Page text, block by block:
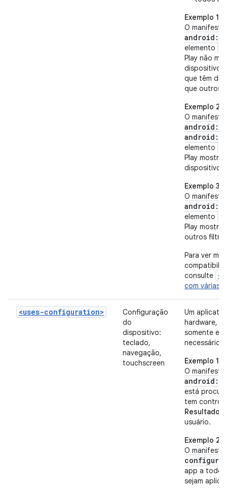
Exemplo 1
O
elemento
Play não
dispositivo
que têm
que outros
Exemplo 2
O
elemento
Play
Exemplo 3
O
elemento
Play
outros
Para ver
consulte
com várias
<uses-configuration>
Configuração
do
dispositivo:
teclado,
navegação,
touchscreen
Um
hardware, e
somente
necessário.
Exemplo 1
O
está
tem
Resultado:
usuário.
Exemplo 2
O
app a todos
sejam